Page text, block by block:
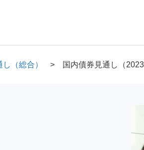
（総合） 国内債券見通し（2023